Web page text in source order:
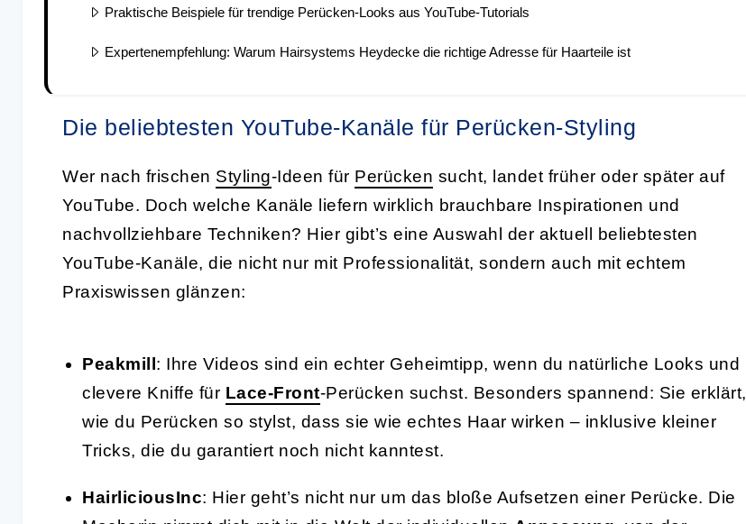
Praktische Beispiele für trendige Perücken-Looks aus YouTube-Tutorials
Expertenempfehlung: Warum Hairsystems Heydecke die richtige Adresse für Haarteile ist
Die beliebtesten YouTube-Kanäle für Perücken-Styling
Wer nach frischen Styling-Ideen für Perücken sucht, landet früher oder später auf
YouTube. Doch welche Kanäle liefern wirklich brauchbare Inspirationen und
nachvollziehbare Techniken? Hier gibt’s eine Auswahl der aktuell beliebtesten
YouTube-Kanäle, die nicht nur mit Professionalität, sondern auch mit echtem
Praxiswissen glänzen:
Peakmill: Ihre Videos sind ein echter Geheimtipp, wenn du natürliche Looks und
clevere Kniffe für Lace-Front-Perücken suchst. Besonders spannend: Sie erklärt,
wie du Perücken so stylst, dass sie wie echtes Haar wirken – inklusive kleiner
Tricks, die du garantiert noch nicht kanntest.
HairliciousInc: Hier geht’s nicht nur um das bloße Aufsetzen einer Perücke. Die